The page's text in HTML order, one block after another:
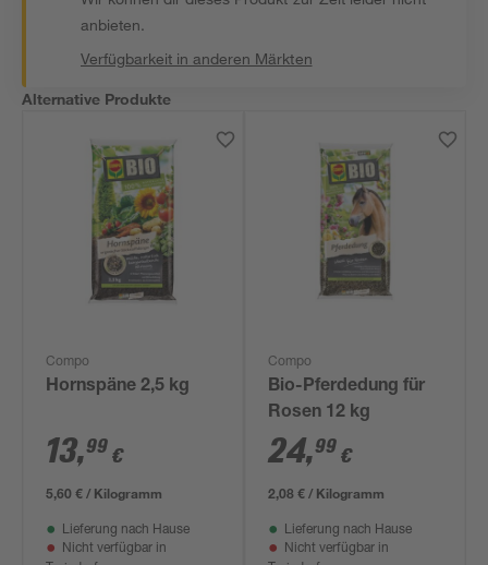
anbieten.
Verfügbarkeit in anderen Märkten
Alternative Produkte
Compo
Hornspäne 2,5 kg
13,99 €
5,60 € / Kilogramm
Lieferung nach Hause
Nicht verfügbar in
Compo
Bio-Pferdedung für
Rosen 12 kg
24,99 €
2,08 € / Kilogramm
Lieferung nach Hause
Nicht verfügbar in